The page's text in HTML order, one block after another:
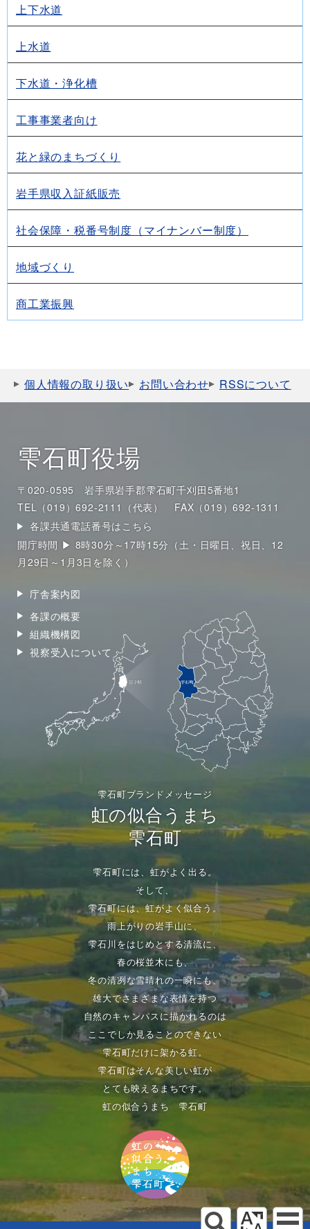
上下水道
上水道
下水道・浄化槽
工事事業者向け
花と緑のまちづくり
岩手県収入証紙販売
社会保障・税番号制度（マイナンバー制度）
地域づくり
商工業振興
個人情報の取り扱い お問い合わせ RSSについて
雫石町役場
〒020-0595 岩手県岩手郡雫石町千刈田5番地1
TEL（019）692-2111（代表）
FAX（019）692-1311
各課共通電話番号はこちら
開庁時間 ▶ 8時30分～17時15分（土・日曜日、祝日、12
月29日～1月3日を除く）
庁舎案内図
各課の概要
組織機構図
視察受入について
雫石町ブランドメッセージ
虹の似合うまち
雫石町
雫石町には、虹がよく出る。
そして、
雫石町には、虹がよく似合う。
雨上がりの岩手山に、
雫石川をはじめとする清流に、
春の桜並木にも、
冬の清冽な雪晴れの一瞬にも、
雄大でさまざまな表情を持つ
自然のキャンパスに描かれるのは
ここでしか見ることのできない
雫石町だけに架かる虹。
雫石町はそんな美しい虹が
とても映えるまちです。
虹の似合うまち 雫石町